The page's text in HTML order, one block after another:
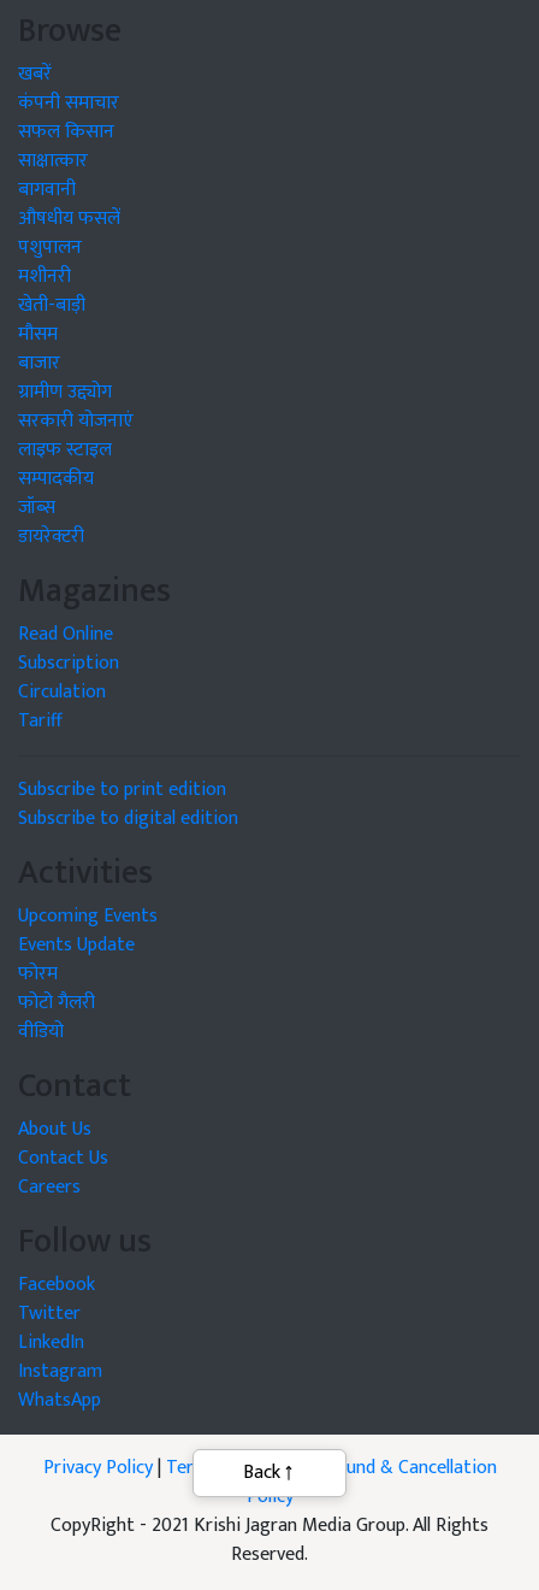
Browse
खबरें
कंपनी समाचार
सफल किसान
साक्षात्कार
बागवानी
औषधीय फसलें
पशुपालन
मशीनरी
खेती-बाड़ी
मौसम
बाजार
ग्रामीण उद्द्योग
सरकारी योजनाएं
लाइफ स्टाइल
सम्पादकीय
जॉब्स
डायरेक्टरी
Magazines
Read Online
Subscription
Circulation
Tariff
Subscribe to print edition
Subscribe to digital edition
Activities
Upcoming Events
Events Update
फोरम
फोटो गैलरी
वीडियो
Contact
About Us
Contact Us
Careers
Follow us
Facebook
Twitter
LinkedIn
Instagram
WhatsApp
Privacy Policy|Terms of Service
Refund & Cancellation
Policy
CopyRight - 2021 Krishi Jagran Media Group. All Rights
Reserved.
Back